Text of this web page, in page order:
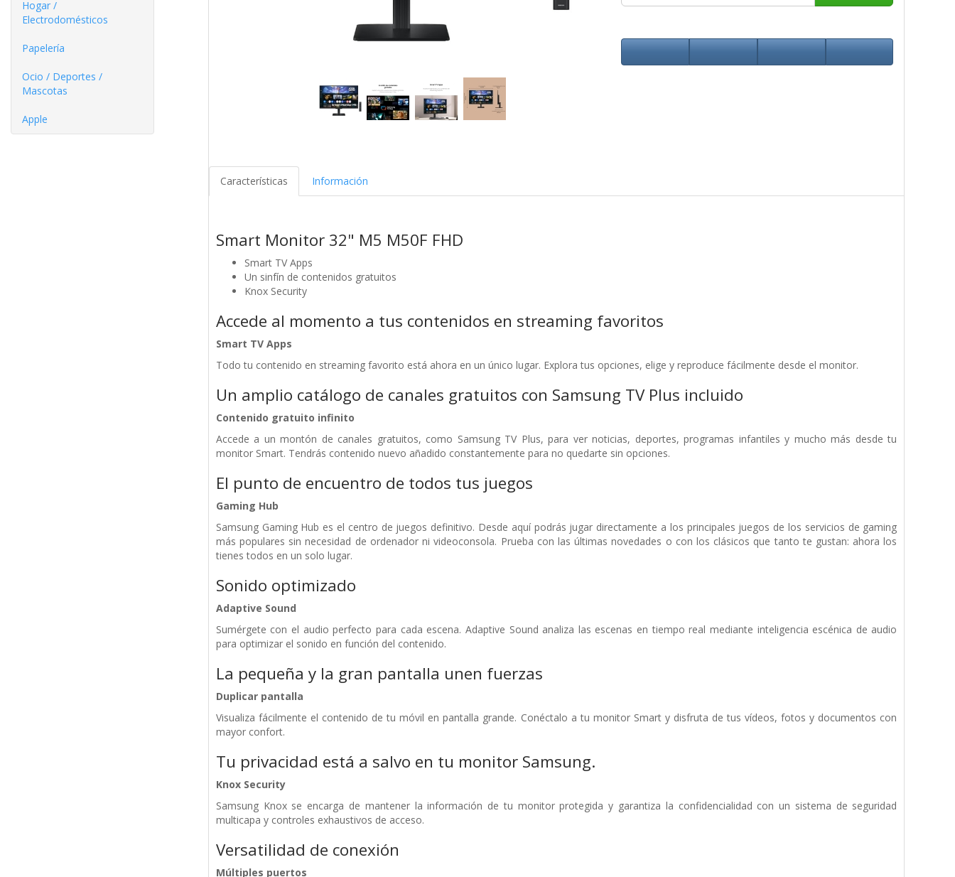
Hogar /
Electrodomésticos
Papelería
Ocio / Deportes /
Mascotas
Apple
Características Información
Smart Monitor 32" M5 M50F FHD
Smart TV Apps
Un sinfín de contenidos gratuitos
Knox Security
Accede al momento a tus contenidos en streaming favoritos
Smart TV Apps
Todo tu contenido en streaming favorito está ahora en un único lugar. Explora tus opciones, elige y reproduce fácilmente desde el monitor.
Un amplio catálogo de canales gratuitos con Samsung TV Plus incluido
Contenido gratuito infinito
Accede a un montón de canales gratuitos, como Samsung TV Plus, para ver noticias, deportes, programas infantiles y mucho más desde tu
monitor Smart. Tendrás contenido nuevo añadido constantemente para no quedarte sin opciones.
El punto de encuentro de todos tus juegos
Gaming Hub
Samsung Gaming Hub es el centro de juegos definitivo. Desde aquí podrás jugar directamente a los principales juegos de los servicios de gaming
más populares sin necesidad de ordenador ni videoconsola. Prueba con las últimas novedades o con los clásicos que tanto te gustan: ahora los
tienes todos en un solo lugar.
Sonido optimizado
Adaptive Sound
Sumérgete con el audio perfecto para cada escena. Adaptive Sound analiza las escenas en tiempo real mediante inteligencia escénica de audio
para optimizar el sonido en función del contenido.
La pequeña y la gran pantalla unen fuerzas
Duplicar pantalla
Visualiza fácilmente el contenido de tu móvil en pantalla grande. Conéctalo a tu monitor Smart y disfruta de tus vídeos, fotos y documentos con
mayor confort.
Tu privacidad está a salvo en tu monitor Samsung.
Knox Security
Samsung Knox se encarga de mantener la información de tu monitor protegida y garantiza la confidencialidad con un sistema de seguridad
multicapa y controles exhaustivos de acceso.
Versatilidad de conexión
Múltiples puertos